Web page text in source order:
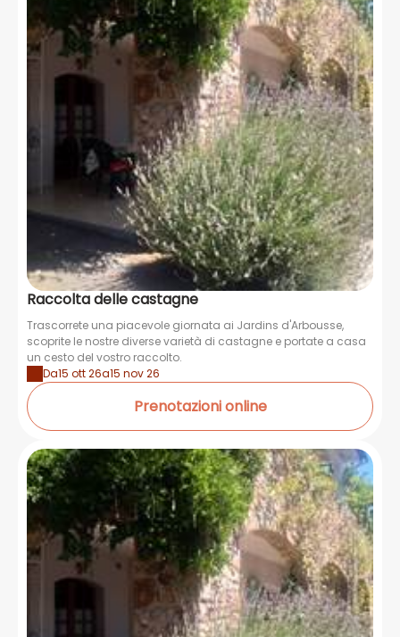
Raccolta delle castagne
Trascorrete una piacevole giornata ai Jardins d'Arbousse,
scoprite le nostre diverse varietà di castagne e portate a casa
un cesto del vostro raccolto.
Da15 ott 26a15 nov 26
Prenotazioni online